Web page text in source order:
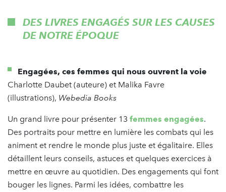
DES LIVRES ENGAGÉS SUR LES CAUSES
DE NOTRE ÉPOQUE
Engagées, ces femmes qui nous ouvrent la voie
Charlotte Daubet (auteure) et Malika Favre
(illustrations), Webedia Books
Un grand livre pour présenter 13 femmes engagées.
Des portraits pour mettre en lumière les combats qui les
animent et rendre le monde plus juste et égalitaire. Elles
détaillent leurs conseils, astuces et quelques exercices à
mettre en œuvre au quotidien. Des engagements qui font
bouger les lignes. Parmi les idées, combattre les